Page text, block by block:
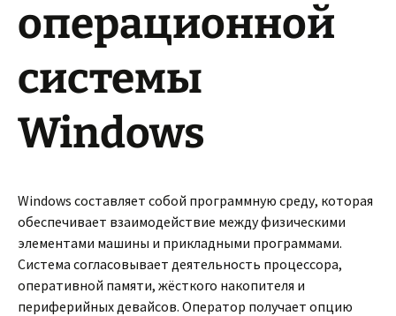
операционной
системы
Windows
Windows составляет собой программную среду, которая
обеспечивает взаимодействие между физическими
элементами машины и прикладными программами.
Система согласовывает деятельность процессора,
оперативной памяти, жёсткого накопителя и
периферийных девайсов. Оператор получает опцию